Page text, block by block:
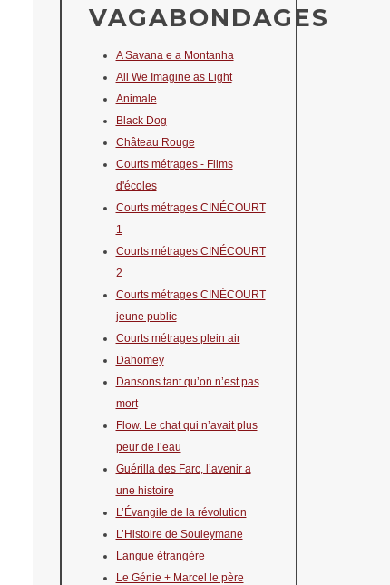
VAGABONDAGES
A Savana e a Montanha
All We Imagine as Light
Animale
Black Dog
Château Rouge
Courts métrages - Films
d'écoles
Courts métrages CINÉCOURT
1
Courts métrages CINÉCOURT
2
Courts métrages CINÉCOURT
jeune public
Courts métrages plein air
Dahomey
Dansons tant qu’on n’est pas
mort
Flow. Le chat qui n’avait plus
peur de l’eau
Guérilla des Farc, l’avenir a
une histoire
L’Évangile de la révolution
L’Histoire de Souleymane
Langue étrangère
Le Génie + Marcel le père